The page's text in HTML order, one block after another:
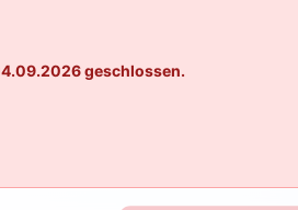
geschlossen.